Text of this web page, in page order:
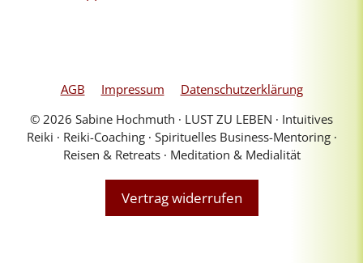
AGB Impressum
Datenschutzerklärung
© 2026 Sabine Hochmuth ∙ LUST ZU LEBEN ∙ Intuitives
Reiki ∙ Reiki-Coaching ∙ Spirituelles Business-Mentoring ∙
Reisen & Retreats ∙ Meditation & Medialität
Vertrag widerrufen